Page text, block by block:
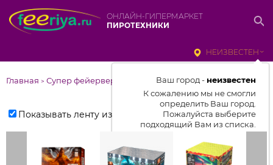
ОНЛАЙН-ГИПЕРМАРКЕТ
ПИРОТЕХНИКИ
НЕИЗВЕСТЕН
Ваш город - неизвестен
К сожалению мы не смогли
определить Ваш город.
Пожалуйста выберите
подходящий Вам из списка.
Выбрать город
Главная > Супер фейерверки
Показывать ленту изделий